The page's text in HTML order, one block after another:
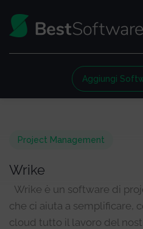
Aggiungi
Project Management
Wrike
Wrike è un software di
che ci aiuta a semplificare,
cloud tutto il lavoro del